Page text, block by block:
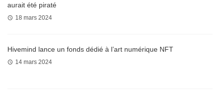
aurait été piraté
18 mars 2024
Hivemind lance un fonds dédié à l’art numérique NFT
14 mars 2024